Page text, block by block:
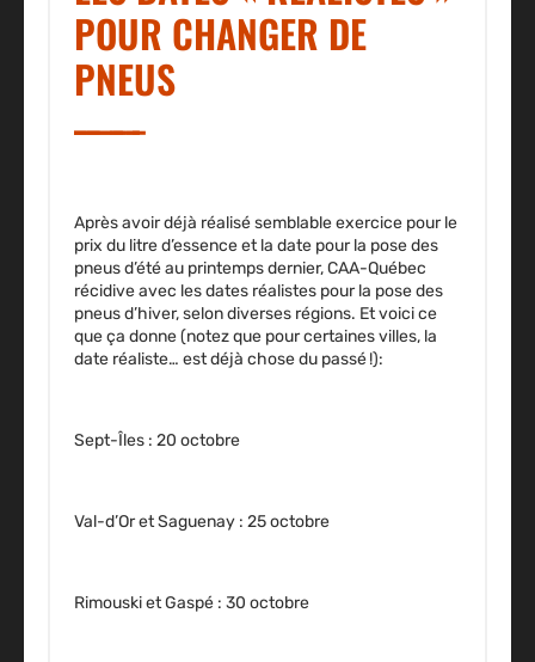
POUR CHANGER DE
PNEUS
Après avoir déjà réalisé semblable exercice pour le
prix du litre d’essence et la date pour la pose des
pneus d’été au printemps dernier, CAA-Québec
récidive avec les dates réalistes pour la pose des
pneus d’hiver, selon diverses régions. Et voici ce
que ça donne (notez que pour certaines villes, la
date réaliste… est déjà chose du passé !):
Sept-Îles : 20 octobre
Val-d’Or et Saguenay : 25 octobre
Rimouski et Gaspé : 30 octobre